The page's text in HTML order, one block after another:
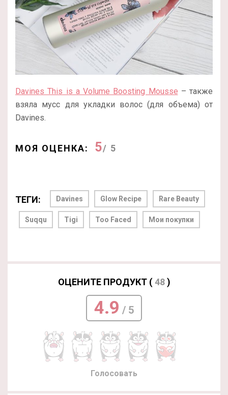
Davines This is a Volume Boosting Mousse – также
взяла мусс для укладки волос (для объема) от
Davines.
МОЯ ОЦЕНКА: 5/ 5
ТЕГИ: Davines Glow Recipe Rare Beauty
Suqqu Tigi Too Faced Мои покупки
ОЦЕНИТЕ ПРОДУКТ (48)
4.9 / 5
Голосовать